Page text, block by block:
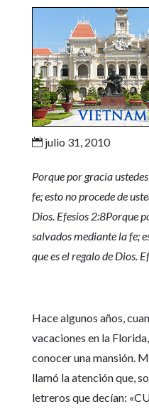
julio 31, 2010
Porque por gracia
fe; esto no procede de
Dios. Efesios 2:8Porque
salvados mediante la fe;
que es el regalo de Dios.
Hace algunos años,
vacaciones en la
conocer una mansión.
llamó la atención que,
letreros que decían: